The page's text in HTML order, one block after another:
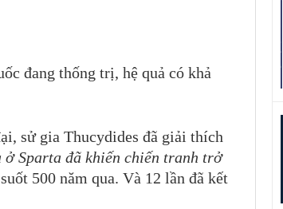
đang thống trị, hệ quả có khả
sử gia Thucydides đã giải thích
ở Sparta đã khiến chiến tranh trở
500 năm qua. Và 12 lần đã kết